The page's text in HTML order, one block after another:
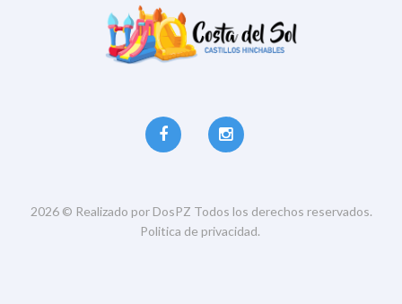
2026© Realizado por DosPZ Todos los derechos reservados.
Politica de privacidad.